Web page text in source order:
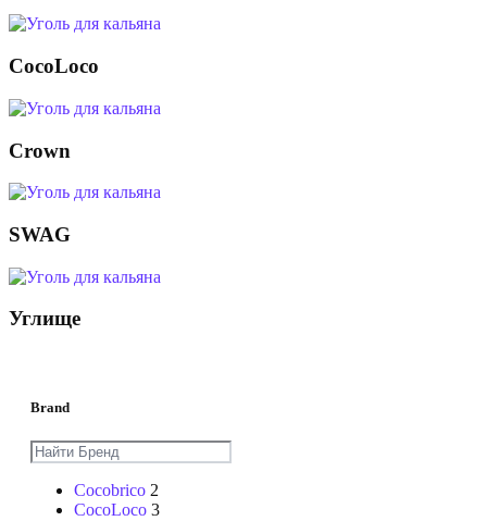
CocoLoco
Crown
SWAG
Углище
Brand
Cocobrico 2
CocoLoco 3